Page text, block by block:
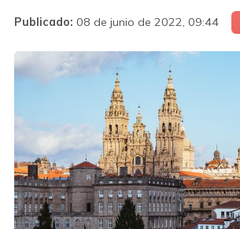
Publicado: 08 de junio de 2022, 09:44